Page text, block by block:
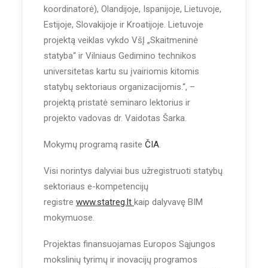
koordinatorė), Olandijoje, Ispanijoje, Lietuvoje,
Estijoje, Slovakijoje ir Kroatijoje. Lietuvoje
projektą veiklas vykdo VšĮ „Skaitmeninė
statyba“ ir Vilniaus Gedimino technikos
universitetas kartu su įvairiomis kitomis
statybų sektoriaus organizacijomis.“, –
projektą pristatė seminaro lektorius ir
projekto vadovas dr. Vaidotas Šarka.
Mokymų programą rasite ČIA.
Visi norintys dalyviai bus užregistruoti statybų
sektoriaus e-kompetencijų
registre www.statreg.lt kaip dalyvavę BIM
mokymuose.
Projektas finansuojamas Europos Sąjungos
mokslinių tyrimų ir inovacijų programos